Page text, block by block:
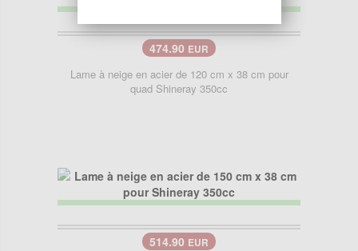
474.90 EUR
Lame à neige en acier de 120 cm x 38 cm pour
quad Shineray 350cc
514.90 EUR